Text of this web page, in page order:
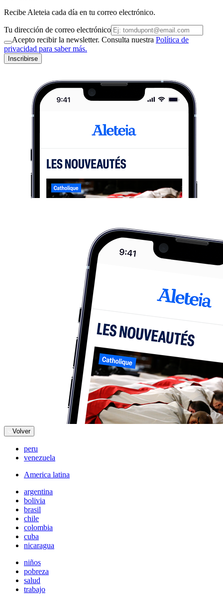
Recibe Aleteia cada día en tu correo electrónico.
Tu dirección de correo electrónico
Acepto recibir la newsletter. Consulta nuestra Política de
privacidad para saber más.
Inscribirse
Volver
peru
venezuela
America latina
argentina
bolivia
brasil
chile
colombia
cuba
nicaragua
niños
pobreza
salud
trabajo